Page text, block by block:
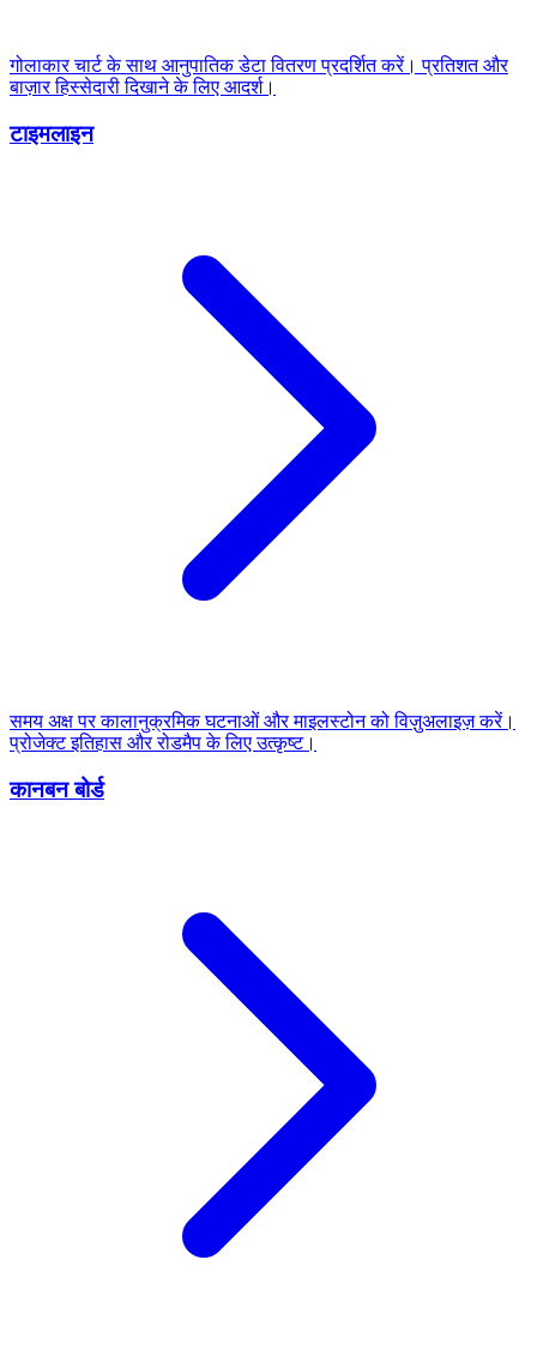
गोलाकार चार्ट के साथ आनुपातिक डेटा वितरण प्रदर्शित करें। प्रतिशत और
बाज़ार हिस्सेदारी दिखाने के लिए आदर्श।
टाइमलाइन
समय अक्ष पर कालानुक्रमिक घटनाओं और माइलस्टोन को विज़ुअलाइज़ करें।
प्रोजेक्ट इतिहास और रोडमैप के लिए उत्कृष्ट।
कानबन बोर्ड